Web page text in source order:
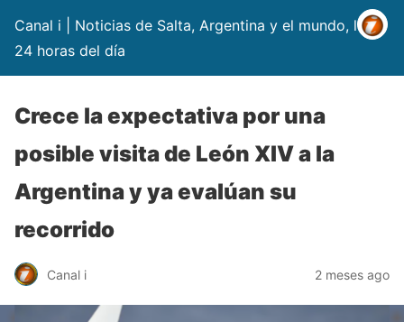
Canal i | Noticias de Salta, Argentina y el mundo, las
24 horas del día
Crece la expectativa por una
posible visita de León XIV a la
Argentina y ya evalúan su
recorrido
Canal i 2 meses ago